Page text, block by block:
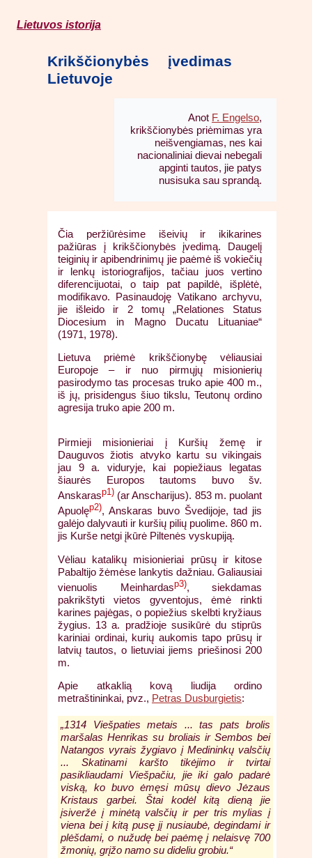
Lietuvos istorija
Krikščionybės įvedimas
Lietuvoje
Anot F. Engelso,
krikščionybės priėmimas yra
neišvengiamas, nes kai
nacionaliniai dievai nebegali
apginti tautos, jie patys
nusisuka sau sprandą.
Čia peržiūrėsime išeivių ir ikikarines
pažiūras į krikščionybės įvedimą. Daugelį
teiginių ir apibendrinimų jie paėmė iš vokiečių
ir lenkų istoriografijos, tačiau juos vertino
diferencijuotai, o taip pat papildė, išplėtė,
modifikavo. Pasinaudoję Vatikano archyvu,
jie išleido ir 2 tomų „Relationes Status
Diocesium in Magno Ducatu Lituaniae“
(1971, 1978).
Lietuva priėmė krikščionybę vėliausiai
Europoje – ir nuo pirmųjų misionierių
pasirodymo tas procesas truko apie 400 m.,
iš jų, prisidengus šiuo tikslu, Teutonų ordino
agresija truko apie 200 m.
Pirmieji misionieriai į Kuršių žemę ir
Dauguvos žiotis atvyko kartu su vikingais
jau 9 a. viduryje, kai popiežiaus legatas
šiaurės Europos tautoms buvo šv.
Anskarasp1) (ar Anscharijus). 853 m. puolant
Apuolęp2), Anskaras buvo Švedijoje, tad jis
galėjo dalyvauti ir kuršių pilių puolime. 860 m.
jis Kurše netgi įkūrė Piltenės vyskupiją.
Vėliau katalikų misionieriai prūsų ir kitose
Pabaltijo žėmėse lankytis dažniau. Galiausiai
vienuolis Meinhardasp3), siekdamas
pakrikštyti vietos gyventojus, ėmė rinkti
karines pajėgas, o popiežius skelbti kryžiaus
žygius. 13 a. pradžioje susikūrė du stiprūs
kariniai ordinai, kurių aukomis tapo prūsų ir
latvių tautos, o lietuviai jiems priešinosi 200
m.
Apie atkaklią kovą liudija ordino
metraštininkai, pvz., Petras Dusburgietis:
„1314 Viešpaties metais ... tas pats brolis
maršalas Henrikas su broliais ir Sembos bei
Natangos vyrais žygiavo į Medininkų valsčių
... Skatinami karšto tikėjimo ir tvirtai
pasikliaudami Viešpačiu, jie iki galo padarė
viską, ko buvo ėmęsi mūsų dievo Jėzaus
Kristaus garbei. Štai kodėl kitą dieną jie
įsiveržė į minėtą valsčių ir per tris mylias į
viena bei į kitą pusę jį nusiaubė, degindami ir
plėšdami, o nužudę bei paėmę į nelaisvę 700
žmonių, grįžo namo su dideliu grobiu.“